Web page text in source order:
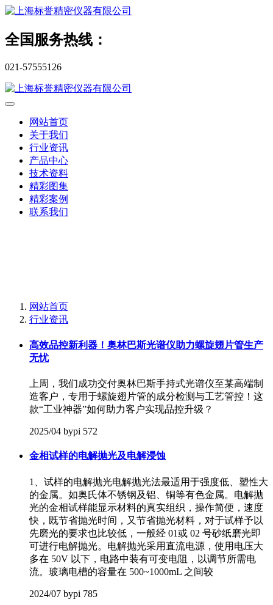
全国服务热线：
021-57555126
网站首页
关于我们
行业资讯
产品中心
技术资料
精彩图集
精彩案例
联系我们
网站首页
行业资讯
高效品控新利器！奥林巴斯光谱仪助力螺旋翅片管生产
无忧
上周，我们成功交付‌奥林巴斯手持式光谱仪‌至某高端制
造客户，专用于螺旋翅片管的‌成分检测与工艺管控‌！这
款“工业神器”如何助力客户实现品控升级？
2025/04 bypi 572
金相试样的电解抛光及电解浸蚀
1、试样的电解抛光电解抛光法最适用于强度低、塑性大
的金属。如奥氏体不锈钢及铝、铜等有色金属。电解抛
光的金相试样能显示材料的真实组织，操作简便，速度
快，既节省抛光时间，又节省抛光材料，对于试样予以
先磨光的要求也比较低，一般经 01或 02 号砂纸磨光即
可进行电解抛光。电解抛光采用直流电源，使用电压大
多在 50V 以下，电路中装有可变电阻，以调节所需电
流。玻璃电槽的容量在 500~1000mL 之间较
2024/07 bypi 785